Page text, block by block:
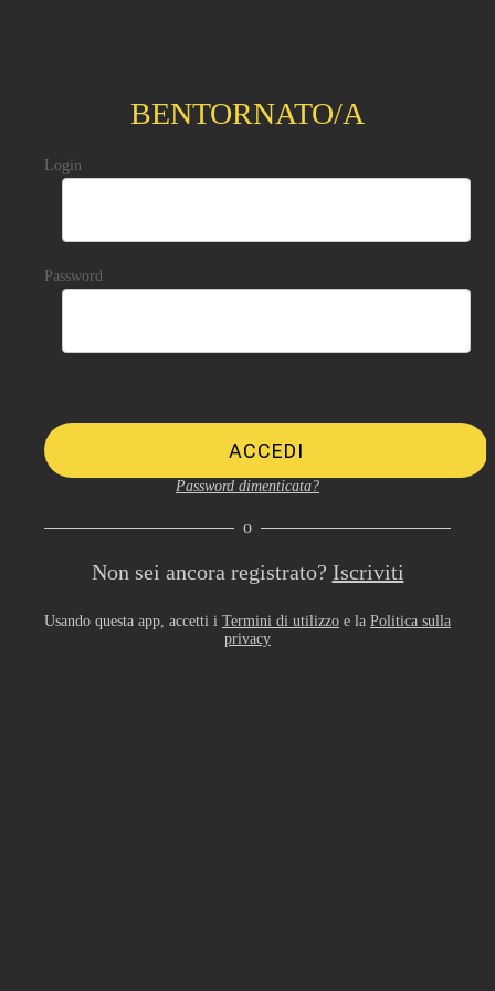
BENTORNATO/A
Login
Password
ACCEDI
Password dimenticata?
o
Non sei ancora registrato? Iscriviti
Usando questa app, accetti i Termini di utilizzoe la Politica sulla
privacy